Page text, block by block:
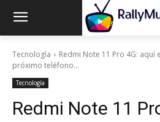
Tecnología
Redmi Note 11 Pro 4G: aquí
próximo teléfono...
Tecnología
Redmi Note 11